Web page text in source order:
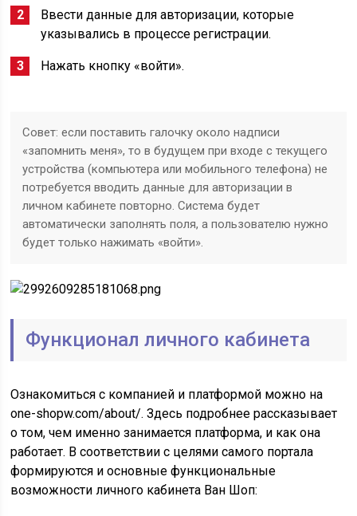
Ввести данные для авторизации, которые
указывались в процессе регистрации.
Нажать кнопку «войти».
Совет: если поставить галочку около надписи
«запомнить меня», то в будущем при входе с текущего
устройства (компьютера или мобильного телефона) не
потребуется вводить данные для авторизации в
личном кабинете повторно. Система будет
автоматически заполнять поля, а пользователю нужно
будет только нажимать «войти».
Функционал личного кабинета
Ознакомиться с компанией и платформой можно на
one-shopw.com/about/. Здесь подробнее рассказывает
о том, чем именно занимается платформа, и как она
работает. В соответствии с целями самого портала
формируются и основные функциональные
возможности личного кабинета Ван Шоп: